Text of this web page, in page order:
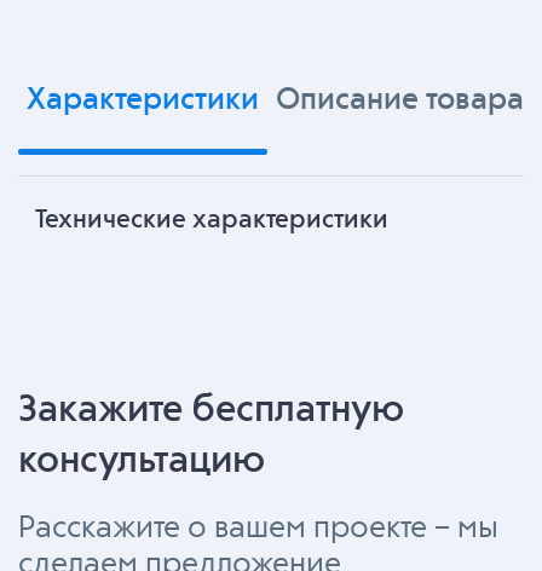
Характеристики Описание товара
Технические характеристики
Закажите бесплатную
консультацию
Расскажите о вашем проекте – мы